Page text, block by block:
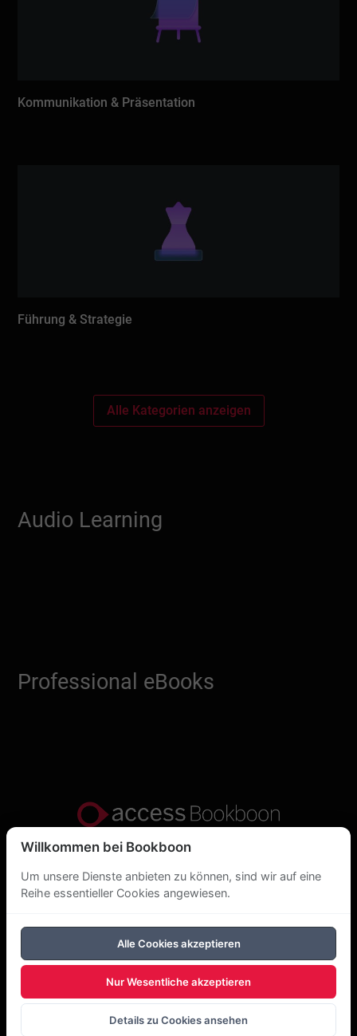
Kommunikation & Präsentation
Führung & Strategie
Alle Kategorien anzeigen
Audio Learning
Professional eBooks
Datenschutzerklärung
Über uns
Cookie-Richtlinie
Copyright Bookboon 2026
Willkommen bei Bookboon
Um unsere Dienste anbieten zu können, sind wir auf eine
Reihe essentieller Cookies angewiesen.
Alle Cookies akzeptieren
Nur Wesentliche akzeptieren
Details zu Cookies ansehen